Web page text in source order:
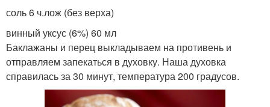
Соус с чем Баклажаны на зиму
соль 6 ч.лож (без верха)
винный уксус (6%) 60 мл
Баклажаны и перец выкладываем на противень и
отправляем запекаться в духовку. Наша духовка
справилась за 30 минут, температура 200 градусов.